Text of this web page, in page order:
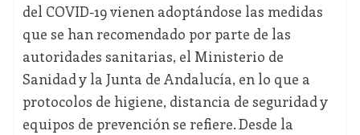
del COVID-19 vienen adoptándose las medidas
que se han recomendado por parte de las
autoridades sanitarias, el Ministerio de
Sanidad y la Junta de Andalucía, en lo que a
protocolos de higiene, distancia de seguridad y
equipos de prevención se refiere. Desde la